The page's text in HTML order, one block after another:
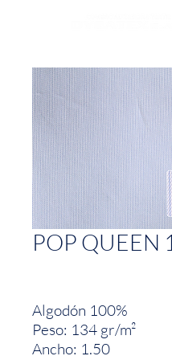
POP QUEEN
Algodón 100%
Peso: 134 gr/m²
Ancho: 1.50